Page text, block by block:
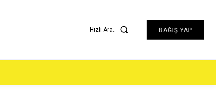
Hızlı Ara.. BAĞIŞ YAP